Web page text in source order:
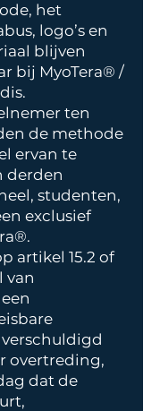
het
logo’s en
blijven
bij MyoTera® /
ten
de methode
ervan te
derden
studenten,
exclusief
artikel 15.2 of
van
overtreding,
dat de